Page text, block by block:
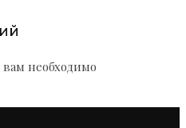
необходимо